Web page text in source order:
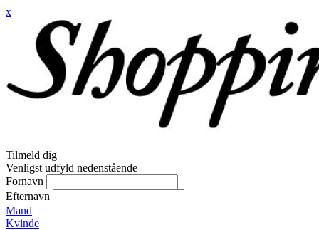
x
Tilmeld dig
Venligst udfyld nedenstående
Fornavn
Efternavn
Mand
Kvinde